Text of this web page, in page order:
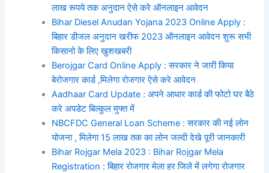
लाख रूपये तक अनुदान ऐसे करे ऑनलाइन आवेदन
Bihar Diesel Anudan Yojana 2023 Online Apply :
बिहार डीजल अनुदान खरीफ 2023 ऑनलाइन आवेदन शुरू सभी
किसानो के लिए खुशखबरी
Berojgar Card Online Apply : सरकार ने जारी किया
बेरोजगार कार्ड ,मिलेगा रोजगार ऐसे करे आवेदन
Aadhaar Card Update : अपने आधार कार्ड की फोटो घर बैठे
करे अपडेट बिल्कुल मुफ्त में
NBCFDC General Loan Scheme : सरकार की नई लोन
योजना , मिलेगा 15 लाख तक का लोन जल्दी देखे पूरी जानकारी
Bihar Rojgar Mela 2023 : Bihar Rojgar Mela
Registration : बिहार रोजगार मेला हर जिले में लगेगा रोजगार